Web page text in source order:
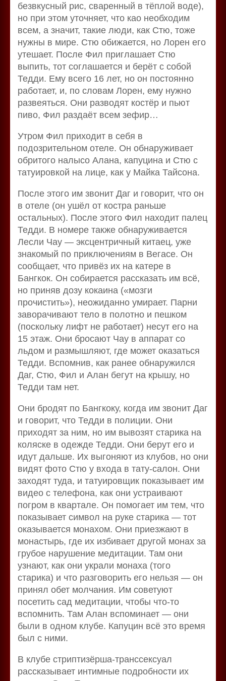
безвкусный рис, сваренный в тёплой воде),
но при этом уточняет, что као необходим
всем, а значит, такие люди, как Стю, тоже
нужны в мире. Стю обижается, но Лорен его
утешает. После Фил приглашает Стю
выпить, тот соглашается и берёт с собой
Тедди. Ему всего 16 лет, но он постоянно
работает, и, по словам Лорен, ему нужно
развеяться. Они разводят костёр и пьют
пиво, Фил раздаёт всем зефир…
Утром Фил приходит в себя в
подозрительном отеле. Он обнаруживает
обритого налысо Алана, капуцина и Стю с
татуировкой на лице, как у Майка Тайсона.
После этого им звонит Даг и говорит, что он
в отеле (он ушёл от костра раньше
остальных). После этого Фил находит палец
Тедди. В номере также обнаруживается
Лесли Чау — эксцентричный китаец, уже
знакомый по приключениям в Вегасе. Он
сообщает, что привёз их на катере в
Бангкок. Он собирается рассказать им всё,
но приняв дозу кокаина («мозги
прочистить»), неожиданно умирает. Парни
заворачивают тело в полотно и пешком
(поскольку лифт не работает) несут его на
15 этаж. Они бросают Чау в аппарат со
льдом и размышляют, где может оказаться
Тедди. Вспомнив, как ранее обнаружился
Даг, Стю, Фил и Алан бегут на крышу, но
Тедди там нет.
Они бродят по Бангкоку, когда им звонит Даг
и говорит, что Тедди в полиции. Они
приходят за ним, но им вывозят старика на
коляске в одежде Тедди. Они берут его и
идут дальше. Их выгоняют из клубов, но они
видят фото Стю у входа в тату-салон. Они
заходят туда, и татуировщик показывает им
видео с телефона, как они устраивают
погром в квартале. Он помогает им тем, что
показывает символ на руке старика — тот
оказывается монахом. Они приезжают в
монастырь, где их избивает другой монах за
грубое нарушение медитации. Там они
узнают, как они украли монаха (того
старика) и что разговорить его нельзя — он
принял обет молчания. Им советуют
посетить сад медитации, чтобы что-то
вспомнить. Там Алан вспоминает — они
были в одном клубе. Капуцин всё это время
был с ними.
В клубе стриптизёрша-транссексуал
рассказывает интимные подробности их